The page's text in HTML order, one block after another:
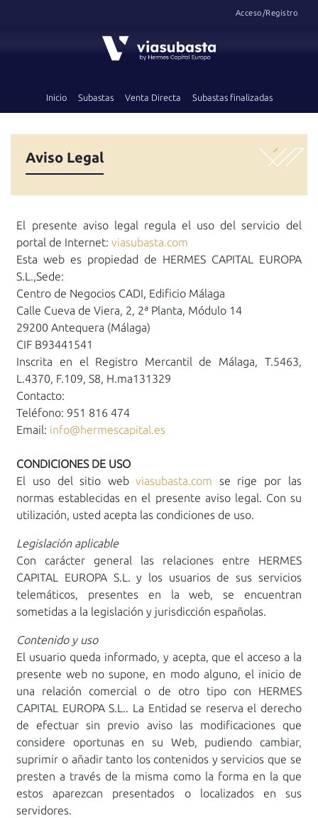
Acceso/Registro
Inicio Subastas Venta Directa Subastas finalizadas
Aviso Legal
El presente aviso legal regula el uso del servicio del
portal de Internet:viasubasta.com
Esta web es propiedad de HERMES CAPITAL EUROPA
S.L.,Sede:
Centro de Negocios CADI, Edificio Málaga
Calle Cueva de Viera, 2, 2ª Planta, Módulo 14
29200 Antequera (Málaga)
CIF B93441541
Inscrita en el Registro Mercantil de Málaga, T.5463,
L.4370, F.109, S8, H.ma131329
Contacto:
Teléfono: 951 816 474
Email: info@hermescapital.es
CONDICIONES DE USO
El uso del sitio webviasubasta.com se rige por las
normas establecidas en el presente aviso legal. Con su
utilización, usted acepta las condiciones de uso.
Legislación aplicable
Con carácter general las relaciones entre HERMES
CAPITAL EUROPA S.L. y los usuarios de sus servicios
telemáticos, presentes en la web, se encuentran
sometidas a la legislación y jurisdicción españolas.
Contenido y uso
El usuario queda informado, y acepta, que el acceso a la
presente web no supone, en modo alguno, el inicio de
una relación comercial o de otro tipo con HERMES
CAPITAL EUROPA S.L.. La Entidad se reserva el derecho
de efectuar sin previo aviso las modificaciones que
considere oportunas en su Web, pudiendo cambiar,
suprimir o añadir tanto los contenidos y servicios que se
presten a través de la misma como la forma en la que
estos aparezcan presentados o localizados en sus
servidores.